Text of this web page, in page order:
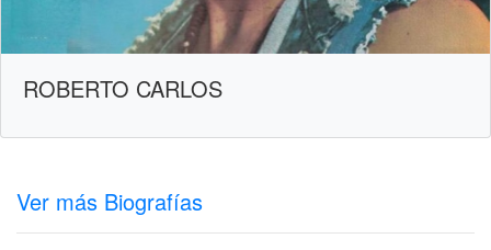
ROBERTO CARLOS
Ver más Biografías